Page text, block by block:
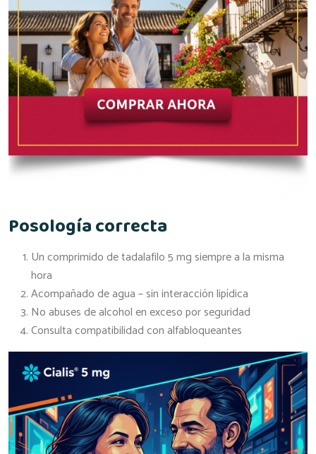
Posología correcta
Un comprimido de tadalafilo 5 mg siempre a la misma
hora
Acompañado de agua – sin interacción lipídica
No abuses de alcohol en exceso por seguridad
Consulta compatibilidad con alfabloqueantes